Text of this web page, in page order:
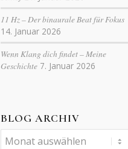
11 Hz – Der binaurale Beat für Fokus
14. Januar 2026
Wenn Klang dich findet – Meine
Geschichte 7. Januar 2026
BLOG ARCHIV